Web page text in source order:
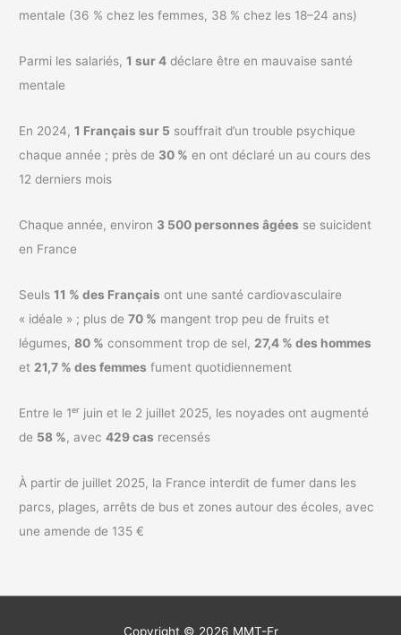
mentale (36 % chez les femmes, 38 % chez les 18–24 ans)
Parmi les salariés,1 sur 4 déclare être en mauvaise santé
mentale
En 2024,1 Français sur 5 souffrait d’un trouble psychique
chaque année ; près de 30 % en ont déclaré un au cours des
12 derniers mois
Chaque année, environ 3 500 personnes âgées se suicident
en France
Seuls11 % des Français ont une santé cardiovasculaire
« idéale » ; plus de70 % mangent trop peu de fruits et
légumes,80 % consomment trop de sel, 27,4 % des hommes
et 21,7 % des femmes fument quotidiennement
Entre le 1ᵉʳ juin et le 2 juillet 2025, les noyades ont augmenté
de 58 %, avec429 cas recensés
À partir de juillet 2025, la France interdit de fumer dans les
parcs, plages, arrêts de bus et zones autour des écoles, avec
une amende de 135 €
Copyright © 2026 MMT-Fr